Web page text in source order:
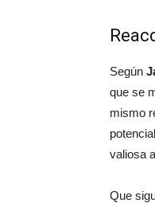
Según
que se
mismo
valiosa
Que